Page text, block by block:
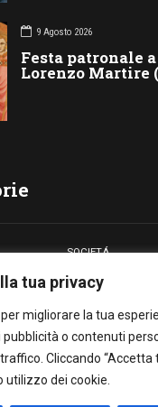
tua privacy
migliorare la tua
o contenuti
Cliccando “Accetta
dei cookie.
9 Agosto 2026
Festa patronale a
Lorenzo Martire
SOCIETÁ
GIUBILEO
MEDIA